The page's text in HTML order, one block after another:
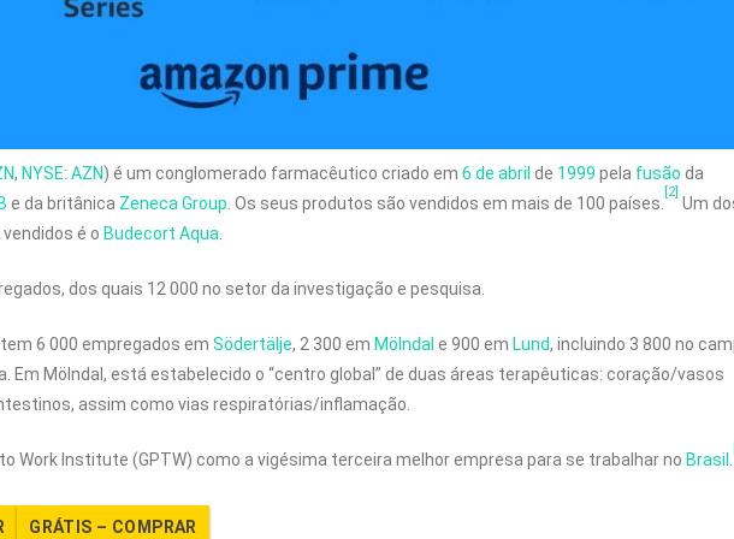
, NYSE: AZN) é um conglomerado farmacêutico criado em 6 de abril de 1999 pela fusão da
e da britânica Zeneca Group . Os seus produtos são vendidos em mais de 100 países.
[2]
Um
é o Budecort Aqua
dos quais 12 000 no setor da investigação e pesquisa.
6 000 empregados em Södertälje, 2 300 em Mölndal e 900 em Lund, incluindo 3 800 no
Em Mölndal, está estabelecido o “centro global” de duas áreas terapêuticas: coração/vasos
assim como vias respiratórias/inflamação.
Work Institute (GPTW) como a vigésima terceira melhor empresa para se trabalhar no Brasil